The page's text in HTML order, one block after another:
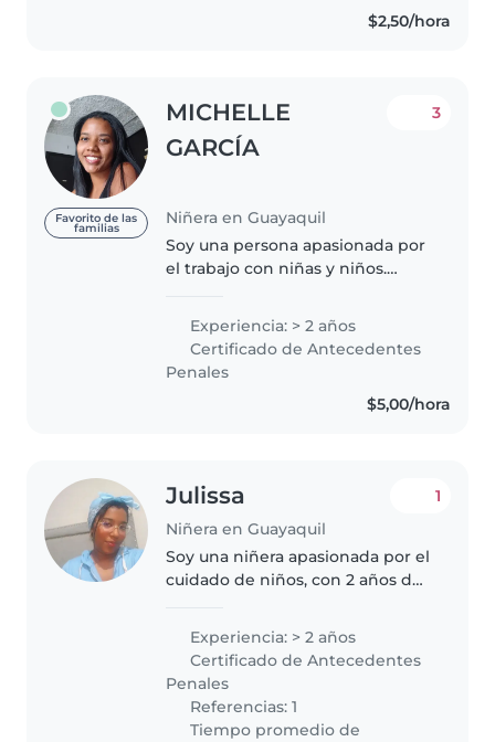
$2,50/hora
Favorito de las
familias
MICHELLE
GARCÍA
Niñera en Guayaquil
3
Soy una persona apasionada por
el trabajo con niñas y niños.
comprender profundamente las
etapas de la infancia y su
importancia..
Experiencia: > 2 años
Certificado de Antecedentes
Penales
$5,00/hora
Julissa
Niñera en Guayaquil
1
Soy una niñera apasionada por el
cuidado de niños, con 2 años de
pequeños. Me encanta leerles
historias, enseñarles música y
organizar juegos. Me siento..
Experiencia: > 2 años
Certificado de Antecedentes
Penales
Referencias: 1
Tiempo promedio de